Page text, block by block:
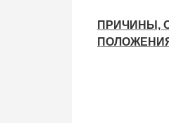
ПРИЧИНЫ,